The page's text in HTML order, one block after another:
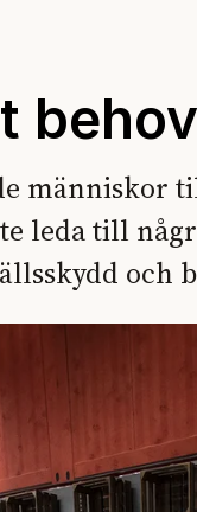
människor
leda till
och